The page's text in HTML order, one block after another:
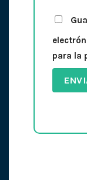
para la